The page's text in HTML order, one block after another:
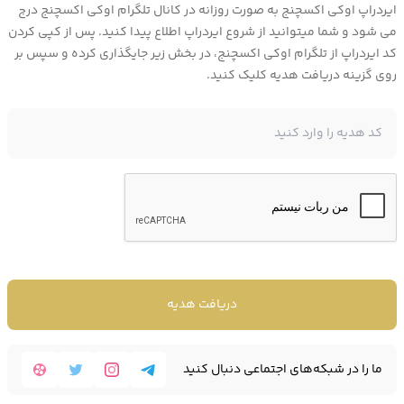
در صورتی که قصد سرمایه گذاری وخرید ارز ترونرا دارید ابتدا باید به دنبال
صرافی ارز دیجیتال معتبر باشید.
هوشمندانه تر برای سرمایه گذاری در ارزهای دیجیتال است.
دیجیتال
خرید ترون بدون احراز هویت طولانی
را برای معامله گران و کاربران ایرانی فراهم کرده است.
بهترین سایت برای خرید ترون، وبسایت صرافی اوکی اکسچنج است.
ایردراپ اوکی اکسچنج به صورت روزانه در کانال تلگرام اوکی اکسچنج درج
می شود و شما میتوانید از شروع ایردراپ اطلاع پیدا کنید. پس از کپی کردن
کد ایردراپ از تلگرام اوکی اکسچنج، در بخش زیر جایگذاری کرده و سپس بر
روی گزینه دریافت هدیه کلیک کنید.
دریافت هدیه
ما را در شبکه‌های اجتماعی دنبال کنید